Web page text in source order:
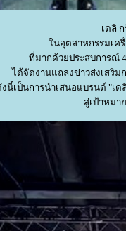
เดลิ
นอุตสาหกรรมเค
ที่มากด้วยประสบการณ์
ได้จัดงานแถลงข่าวส่งเสริ
นี้เป็นการนำเสนอแบรนด์ "เ
สู่เป้าหมา